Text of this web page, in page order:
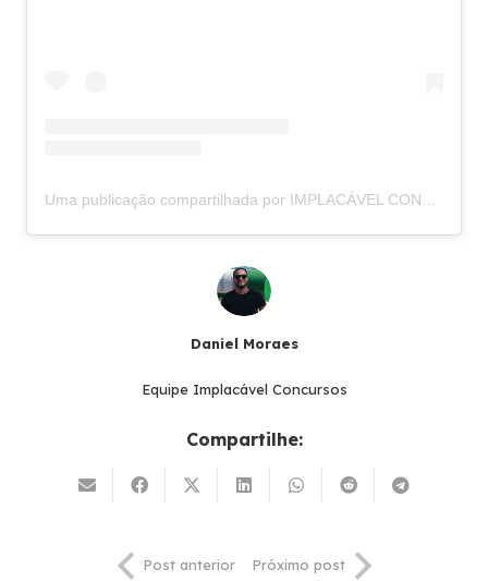
Uma publicação compartilhada por IMPLACÁVEL CONCURSOS (@implacavelconcursos)
Daniel Moraes
Equipe Implacável Concursos
Compartilhe:
Post anterior Próximo post